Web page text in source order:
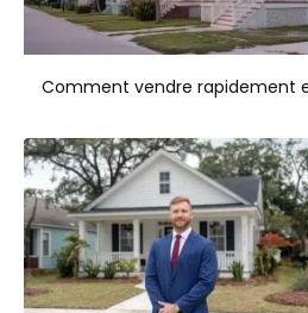
Comment vendre rapidement